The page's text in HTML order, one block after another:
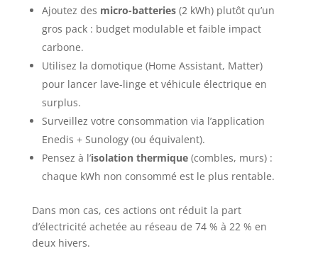
Ajoutez des micro-batteries(2 kWh) plutôt qu’un
gros pack : budget modulable et faible impact
carbone.
Utilisez la domotique (Home Assistant, Matter)
pour lancer lave-linge et véhicule électrique en
surplus.
Surveillez votre consommation via l’application
Enedis + Sunology (ou équivalent).
Pensez à l’isolation thermique(combles, murs) :
chaque kWh non consommé est le plus rentable.
Dans mon cas, ces actions ont réduit la part
d’électricité achetée au réseau de 74 % à 22 % en
deux hivers.